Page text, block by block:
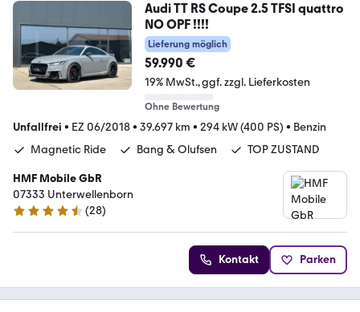
Audi TT RS Coupe 2.5 TFSI quattro
NO OPF !!!!
Lieferung möglich
59.990 €
19% MwSt. ggf. zzgl. Lieferkosten
Ohne Bewertung
Unfallfrei • EZ 06/2018• 39.697 km • 294 kW (400 PS) • Benzin
Magnetic Ride
Bang & Olufsen TOP ZUSTAND
HMF Mobile GbR
07333 Unterwellenborn
4.6 Sterne
(28)
Kontakt Parken